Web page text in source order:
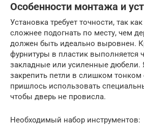
Особенности монтажа и
Установка требует точности, так
сложнее подогнать по месту, чем
должен быть идеально выровнен.
фурнитуры в пластик выполняется
закладные или усиленные
закрепить петли в слишком тонком
пришлось использовать
чтобы дверь не провисла.
Необходимый набор инструментов: